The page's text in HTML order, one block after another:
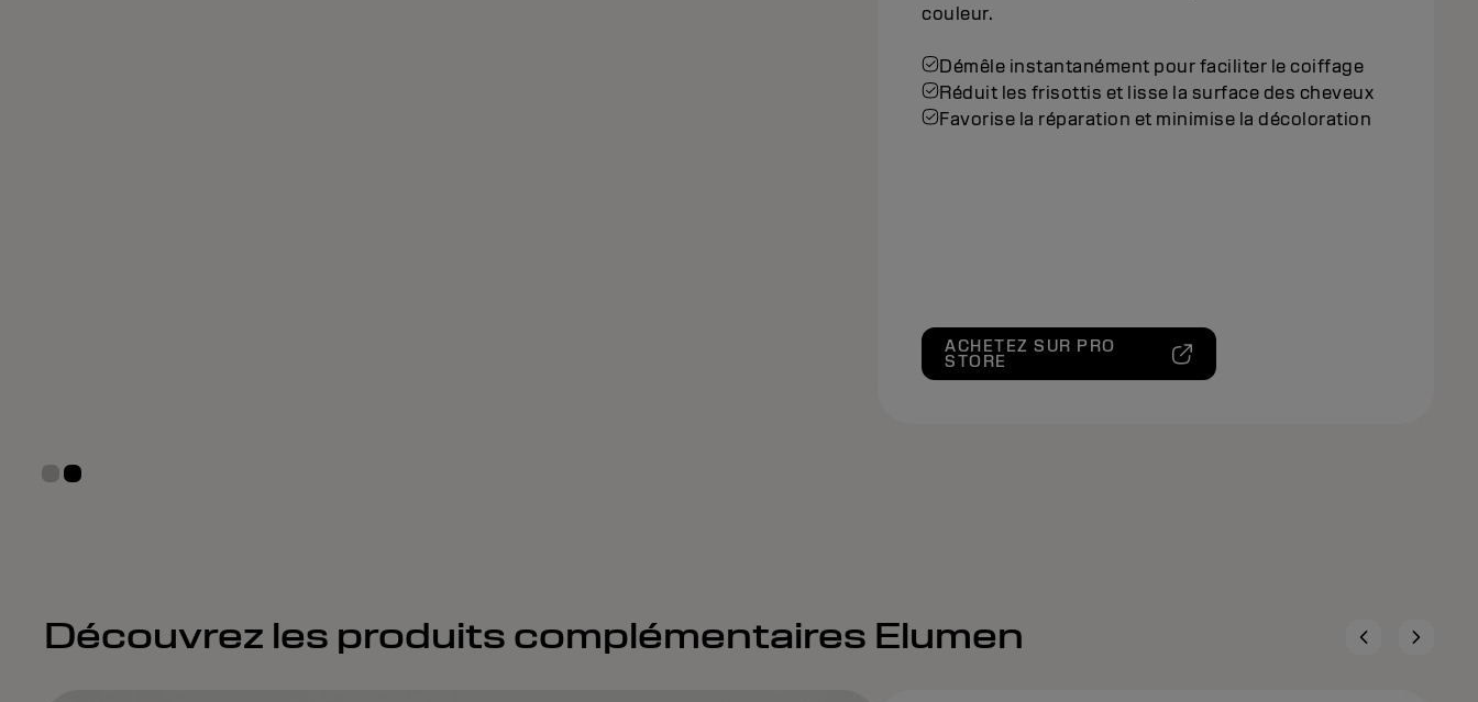
couleur.
Démêle instantanément pour faciliter le coiffage
Réduit les frisottis et lisse la surface des cheveux
Favorise la réparation et minimise la décoloration
ACHETEZ SUR PRO
STORE
Découvrez les produits complémentaires Elumen